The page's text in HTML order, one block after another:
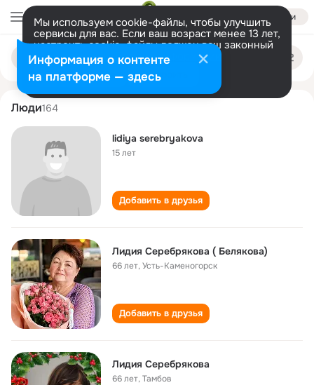
Войти
Мы используем cookie-файлы, чтобы улучшить
сервисы для вас. Если ваш возраст менее 13 лет,
настроить cookie-файлы должен ваш законный
представитель. Больше информации
Разрешить все Настроить
Поиск
людям
lidiya serebryakova
Люди164
lidiya serebryakova
15 лет
Добавить в друзья
Лидия Серебрякова ( Белякова)
66 лет,Усть-Каменогорск
Добавить в друзья
Лидия Серебрякова
66 лет,Тамбов
Информация о контенте
на платформе — здесь